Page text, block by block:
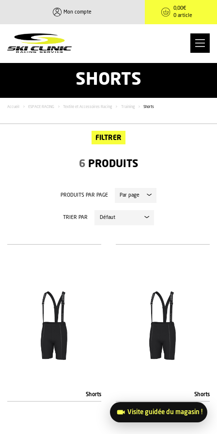
SHORTS
Accueil > ESPACE RACING > Textile et Accessoires Racing > Training > Shorts
FILTRER
6 PRODUITS
PRODUITS PAR PAGE
TRIER PAR
Shorts Shorts
VIST
Mon compte
0,00€
0 article
Visite guidée du magasin !